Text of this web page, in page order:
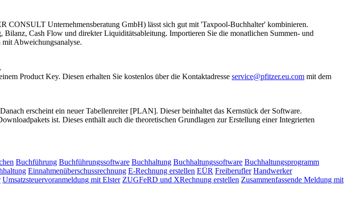
Unternehmensberatung GmbH) lässt sich gut mit 'Taxpool-Buchhalter' kombinieren.
Cash Flow und direkter Liquiditätsableitung. Importieren Sie die monatlichen Summen- und
Abweichungsanalyse.
Product Key. Diesen erhalten Sie kostenlos über die Kontaktadresse service@pfitzer.eu.com mit dem
erscheint ein neuer Tabellenreiter [PLAN]. Dieser beinhaltet das Kernstück der Software.
ist. Dieses enthält auch die theoretischen Grundlagen zur Erstellung einer Integrierten
Buchführung Buchführungssoftware Buchhaltung Buchhaltungssoftware Buchhaltungsprogramm
Einnahmenüberschussrechnung E-Rechnung erstellen EÜR Freiberufler Handwerker
Umsatzsteuervoranmeldung mit Elster ZUGFeRD und XRechnung erstellen Zusammenfassende Meldung mit